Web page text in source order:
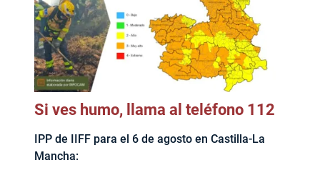
Si ves humo, llama al teléfono 112
IPP de IIFF para el 6 de agosto en Castilla-La
Mancha: